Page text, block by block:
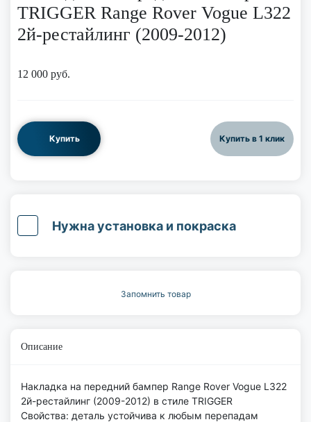
TRIGGER Range Rover Vogue L322
2й-рестайлинг (2009-2012)
12 000 руб.
Купить Купить в 1 клик
Нужна установка и покраска
Запомнить товар
Описание
Накладка на передний бампер Range Rover Vogue L322
2й-рестайлинг (2009-2012) в стиле TRIGGER
Свойства: деталь устойчива к любым перепадам